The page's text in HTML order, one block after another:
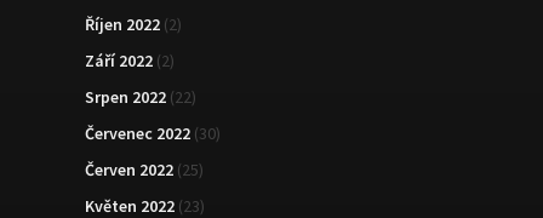
Říjen 2022 (2)
Září 2022 (2)
Srpen 2022 (22)
Červenec 2022 (30)
Červen 2022 (25)
Květen 2022 (23)